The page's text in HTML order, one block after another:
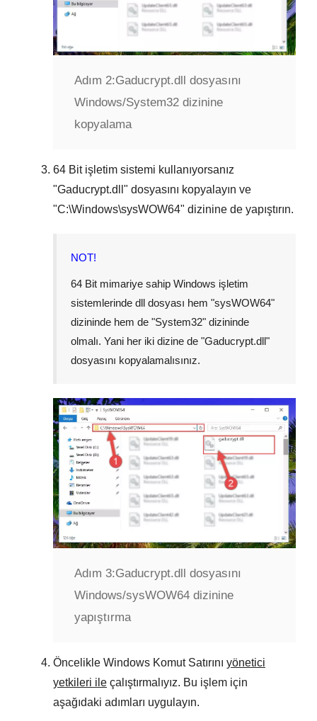
Adım 2:Gaducrypt.dll dosyasını
Windows/System32 dizinine
kopyalama
64 Bitişletim sistemi kullanıyorsanız
"Gaducrypt.dll " dosyasını kopyalayın ve
"C:\Windows\sysWOW64" dizinine de yapıştırın.
NOT!
64 Bit mimariye sahip Windows işletim
sistemlerinde dll dosyası hem "sysWOW64"
dizininde hem de "System32" dizininde
olmalı. Yani her iki dizine de "Gaducrypt.dll"
dosyasını kopyalamalısınız.
Adım 3:Gaducrypt.dll dosyasını
Windows/sysWOW64 dizinine
yapıştırma
Öncelikle Windows Komut Satırını yönetici
yetkileri ile çalıştırmalıyız. Bu işlem için
aşağıdaki adımları uygulayın.